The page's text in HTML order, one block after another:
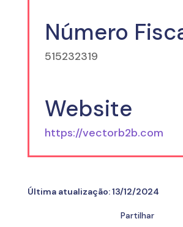
Número
515232319
Website
https://vectorb2b.com
Última atualização:13/12/2024
Partilhar